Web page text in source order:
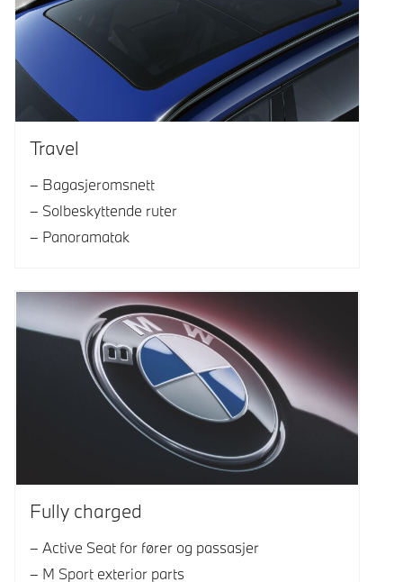
Travel
Bagasjeromsnett
Solbeskyttende ruter
Panoramatak
Fully charged
Active Seat for fører og passasjer
M Sport exterior parts